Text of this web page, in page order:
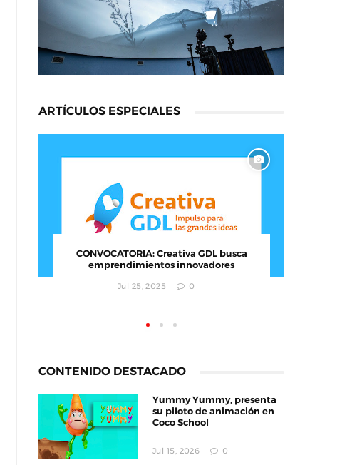
ARTÍCULOS ESPECIALES
Documental : Animación de México en
Annecy
Jun 12, 2026 0
CONTENIDO DESTACADO
Yummy Yummy, presenta
su piloto de animación en
Coco School
Jul 15, 2026 0